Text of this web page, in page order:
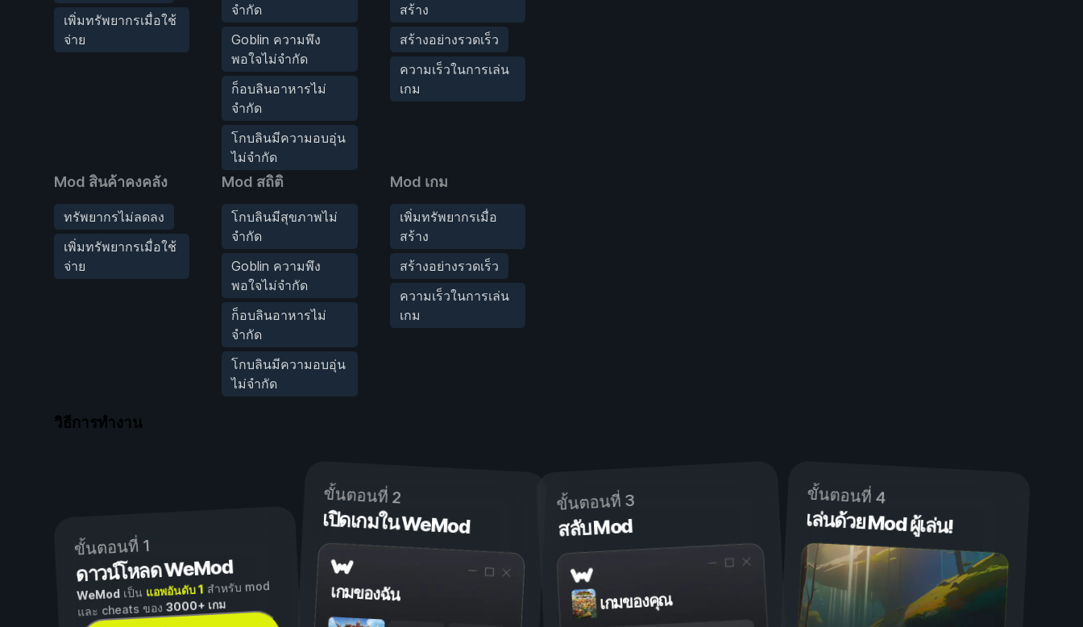
เพิ่มทรัพยากรเมื่อใช้
จ่าย
จำกัด
Goblin ความพึง
พอใจไม่จำกัด
ก็อบลินอาหารไม่
จำกัด
โกบลินมีความอบอุ่น
ไม่จำกัด
สร้าง
สร้างอย่างรวดเร็ว
ความเร็วในการเล่น
เกม
Mod สินค้าคงคลัง
ทรัพยากรไม่ลดลง
เพิ่มทรัพยากรเมื่อใช้
จ่าย
Mod สถิติ
โกบลินมีสุขภาพไม่
จำกัด
Goblin ความพึง
พอใจไม่จำกัด
ก็อบลินอาหารไม่
จำกัด
โกบลินมีความอบอุ่น
ไม่จำกัด
Mod เกม
เพิ่มทรัพยากรเมื่อ
สร้าง
สร้างอย่างรวดเร็ว
ความเร็วในการเล่น
เกม
วิธีการทำงาน
ขั้นตอนที่ 1
ดาวน์โหลด WeMod
WeModเป็น แอพอันดับ 1 สำหรับ mod
และ cheats ของ3000+ เกม
ขั้นตอนที่ 2
เปิดเกมใน WeMod
เกมของฉัน
ขั้นตอนที่ 3
สลับ Mod
เกมของคุณ
ขั้นตอนที่ 4
เล่นด้วย Mod ผู้เล่น!